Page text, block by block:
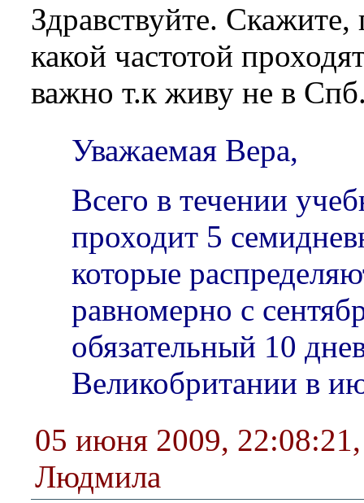
Здравствуйте. Скажите,
какой частотой
важно т.к живу не в
Уважаемая Вера,
Всего в течении
проходит 5
которые
равномерно с
обязательный 10
Великобритании в
05 июня 2009, 22:08:21
Людмила